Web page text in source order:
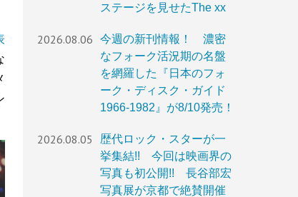
ステージを見せたThe xx
2026.08.06
今週の新刊情報！ 濃密
なフォーク活況期の名盤
を網羅した『日本のフォ
ーク・ディスク・ガイド
1966-1982』が8/10発売！
2026.08.05
歴代ロック・スターが一
挙集結!! 今回は映画界の
写真も初公開!! 長谷部宏
写真展が京都で絶賛開催